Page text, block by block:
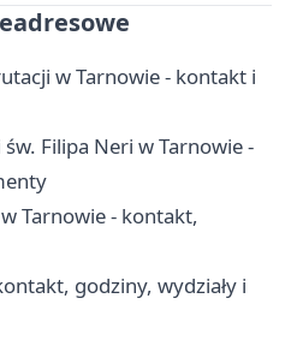
w Tarnowie - kontakt i
Filipa Neri w Tarnowie -
Tarnowie - kontakt,
godziny, wydziały i